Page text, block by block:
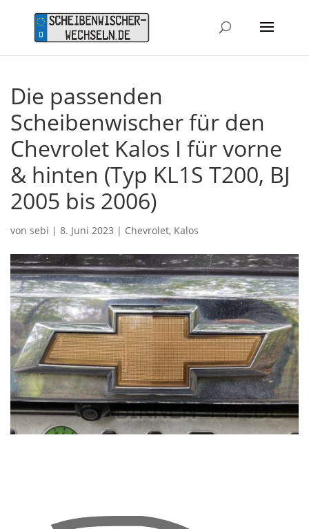
Die passenden
Scheibenwischer für den
Chevrolet Kalos I für vorne
& hinten (Typ KL1S T200, BJ
2005 bis 2006)
von sebi | 8. Juni 2023 | Chevrolet, Kalos